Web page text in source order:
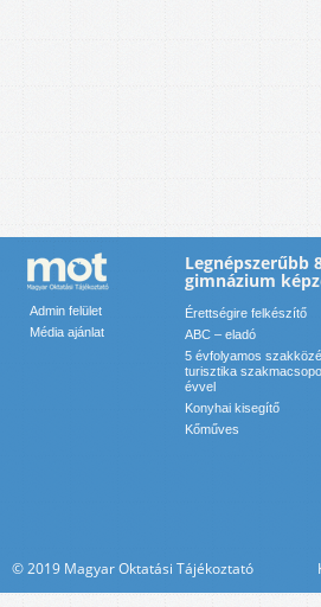
Admin felület
Média ajánlat
Legnépszerűbb
gimnázium
Érettségire felkészítő
ABC – eladó
5 évfolyamos
turisztika
évvel
Konyhai kisegítő
Kőműves
© 2019 Magyar Oktatási Tájékoztató